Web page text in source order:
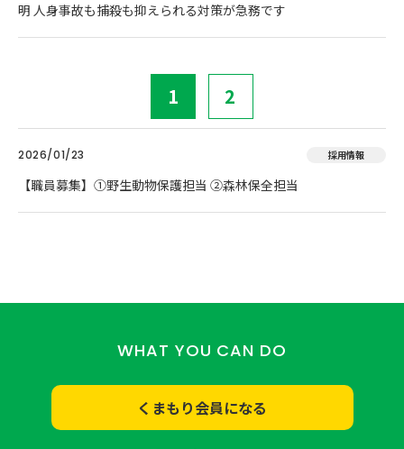
明 人身事故も捕殺も抑えられる対策が急務です
1 2
2026/01/23 採用情報
【職員募集】①野生動物保護担当 ②森林保全担当
WHAT YOU CAN DO
くまもり会員になる